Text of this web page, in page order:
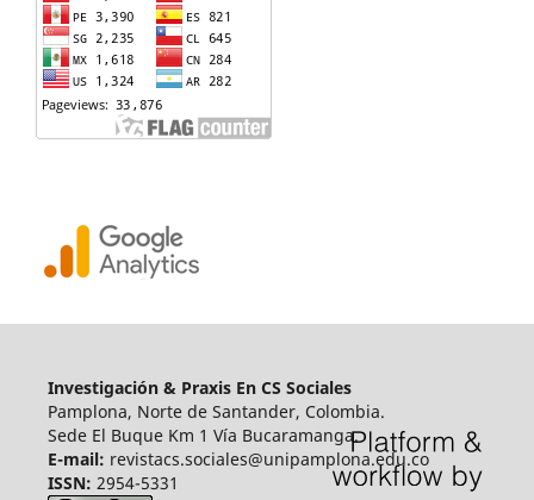
Investigación & Praxis En CS Sociales
Pamplona, Norte de Santander, Colombia.
Sede El Buque Km 1 Vía Bucaramanga.
E-mail: revistacs.sociales@unipamplona.edu.co
ISSN: 2954-5331